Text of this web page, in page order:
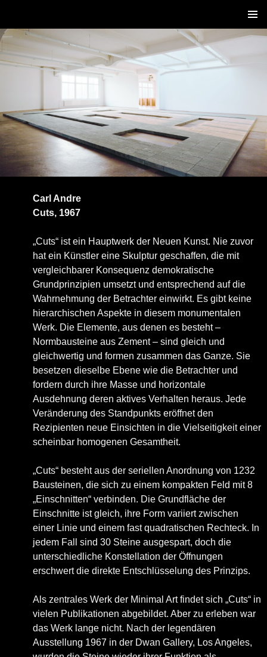
INHALT
SPRINGEN
Carl Andre
Cuts, 1967
„Cuts“ ist ein Hauptwerk der Neuen Kunst. Nie zuvor
hat ein Künstler eine Skulptur geschaffen, die mit
vergleichbarer Konsequenz demokratische
Grundprinzipien umsetzt und entsprechend auf die
Wahrnehmung der Betrachter einwirkt. Es gibt keine
hierarchischen Aspekte in diesem monumentalen
Werk. Die Elemente, aus denen es besteht –
Normbausteine aus Zement – sind gleich und
gleichwertig und formen zusammen das Ganze. Sie
besetzen dieselbe Ebene wie die Betrachter und
fordern durch ihre Masse und horizontale
Ausdehnung deren aktives Verhalten heraus. Jede
Veränderung des Standpunkts eröffnet den
Rezipienten neue Einsichten in die Vielseitigkeit einer
scheinbar homogenen Gesamtheit.
„Cuts“ besteht aus der seriellen Anordnung von 1232
Bausteinen, die sich zu einem kompakten Feld mit 8
„Einschnitten“ verbinden. Die Grundfläche der
Einschnitte ist gleich, ihre Form variiert zwischen
einer Linie und einem fast quadratischen Rechteck. In
jedem Fall sind 30 Steine ausgespart, doch die
unterschiedliche Konstellation der Öffnungen
erschwert die direkte Entschlüsselung des Prinzips.
Als zentrales Werk der Minimal Art findet sich „Cuts“ in
vielen Publikationen abgebildet. Aber zu erleben war
das Werk lange nicht. Nach der legendären
Ausstellung 1967 in der Dwan Gallery, Los Angeles,